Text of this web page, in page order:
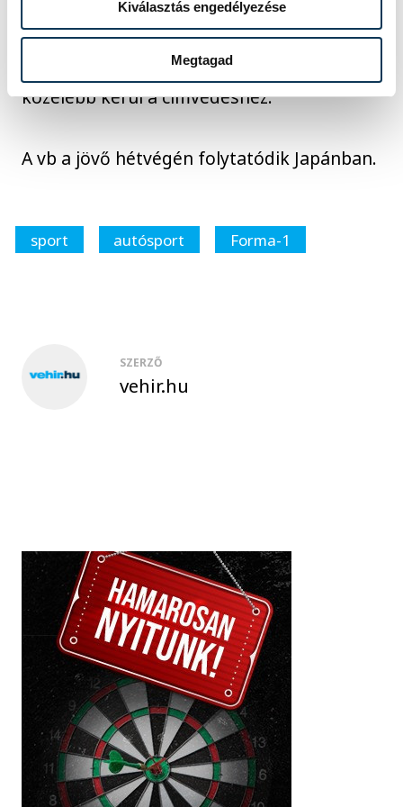
Kiválasztás engedélyezése
Megtagad
"örökölte meg". Verstappen a végére
feljött ötödiknek, így változatlanul nagy
előnnyel vezet az összetettben és egyre
közelebb kerül a címvédéshez.
A vb a jövő hétvégén folytatódik Japánban.
sport autósport Forma-1
SZERZŐ
vehir.hu